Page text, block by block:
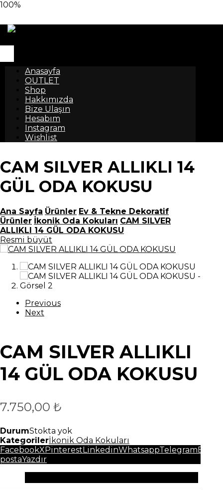
100%
Anasayfa
OUTLET
Shop
Hakkımızda
Bize Ulaşın
Hesabım
Instagram
Wishlist
CAM SILVER ALLIKLI 14
GÜL ODA KOKUSU
Ana Sayfa Ürünler Ev & Tekne Dekoratif
Ürünler İkonik Oda Kokuları CAM SILVER
ALLIKLI 14 GÜL ODA KOKUSU
Resmi büyüt
Previous
Next
CAM SILVER ALLIKLI
14 GÜL ODA KOKUSU
7.750,00 ₺
DurumStokta yok
Kategorilerİkonik Oda Kokuları
FacebookX Pinterest LinkedinWhatsappTelegram E-
postaYazdır